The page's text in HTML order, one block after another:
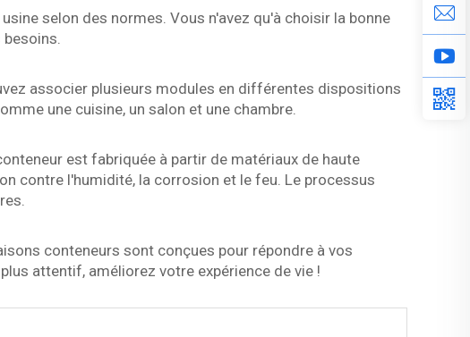
selon des normes. Vous n'avez qu'à choisir la bonne
associer plusieurs modules en différentes dispositions
une cuisine, un salon et une chambre.
est fabriquée à partir de matériaux de haute
contre l'humidité, la corrosion et le feu. Le processus
conteneurs sont conçues pour répondre à vos
attentif, améliorez votre expérience de vie !